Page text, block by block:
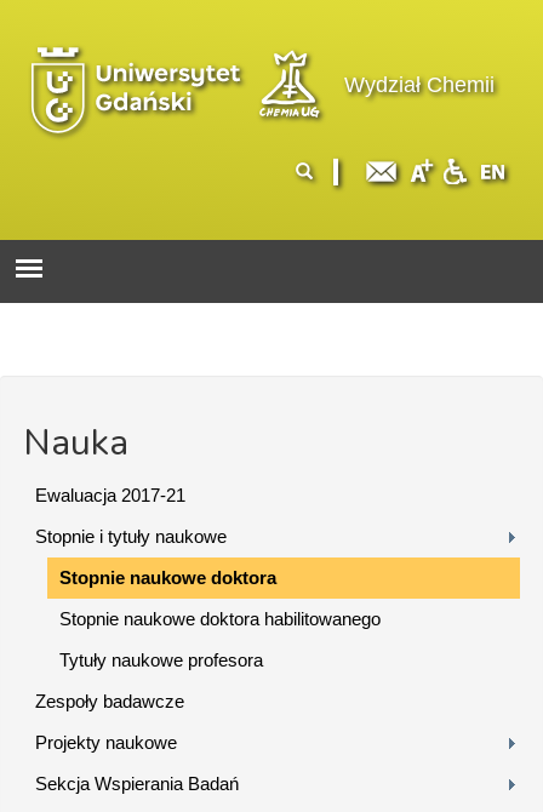
Wydział Chemii
wyszukiwania
Nauka
Ewaluacja 2017-21
Stopnie i tytuły naukowe
Stopnie naukowe doktora
Stopnie naukowe doktora habilitowanego
Tytuły naukowe profesora
Zespoły badawcze
Projekty naukowe
Sekcja Wspierania Badań